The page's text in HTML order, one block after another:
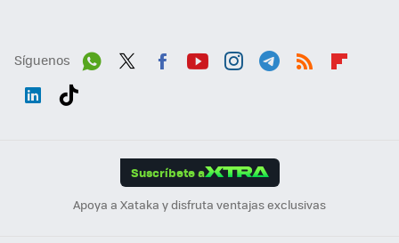
Síguenos
Suscríbete a
Apoya a Xataka y disfruta ventajas exclusivas